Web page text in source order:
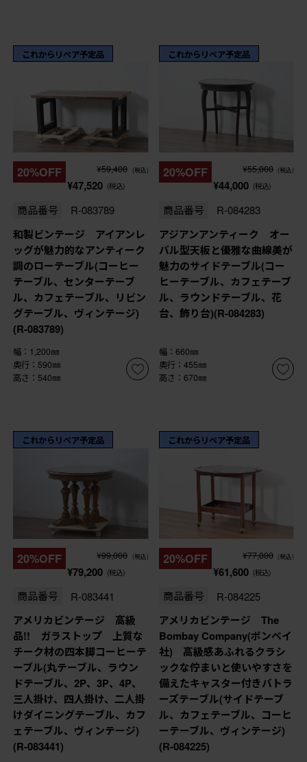
これからリペア予定品
20%OFF ¥59,400 (税込)
¥47,520 (税込)
商品番号 R-083789
和製ビンテージ アイアンレ
ッグが魅力的なアンティーク
調のローテーブル(コーヒー
テーブル、センターテーブ
ル、カフェテーブル、リビン
グテーブル、ヴィンテージ)
(R-083789)
幅：1,200㎜
奥行：590㎜
高さ：540㎜
これからリペア予定品
20%OFF ¥55,000 (税込)
¥44,000 (税込)
商品番号 R-084283
アジアンアンティーク オー
バル型天板と優雅な曲線美が
魅力のサイドテーブル(コー
ヒーテーブル、カフェテーブ
ル、ラウンドテーブル、花
台、飾り台)(R-084283)
幅：660㎜
奥行：455㎜
高さ：670㎜
これからリペア予定品
20%OFF ¥99,000 (税込)
¥79,200 (税込)
商品番号 R-083441
アメリカビンテージ 高級
品!! ガラストップ 上質な
チーク材の四本脚コーヒーテ
ーブル(丸テーブル、ラウン
ドテーブル、2P、3P、4P、
三人掛け、四人掛け、二人掛
けダイニングテーブル、カフ
ェテーブル、ヴィンテージ)
(R-083441)
これからリペア予定品
20%OFF ¥77,000 (税込)
¥61,600 (税込)
商品番号 R-084225
アメリカビンテージ The
Bombay Company(ボンベイ
社) 高級感あふれるクラシ
ックな佇まいと使いやすさを
備えたキャスター付きバトラ
ーズテーブル(サイドテーブ
ル、カフェテーブル、コーヒ
ーテーブル、ヴィンテージ)
(R-084225)